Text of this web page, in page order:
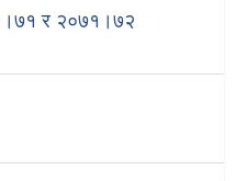
र २०७१।७२